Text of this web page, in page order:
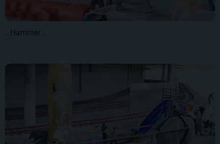
…Hammer…